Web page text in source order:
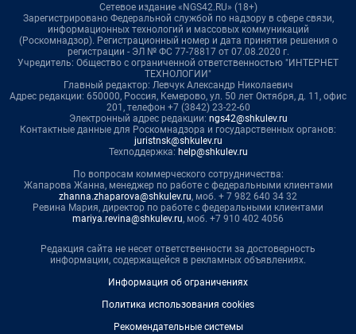
Сетевое издание «NGS42.RU» (18+)
Зарегистрировано Федеральной службой по надзору в сфере связи,
информационных технологий и массовых коммуникаций
(Роскомнадзор). Регистрационный номер и дата принятия решения о
регистрации - ЭЛ № ФС 77-78817 от 07.08.2020 г.
Учредитель: Общество с ограниченной ответственностью "ИНТЕРНЕТ
ТЕХНОЛОГИИ"
Главный редактор: Левчук Александр Николаевич
Адрес редакции: 650000, Россия, Кемерово, ул. 50 лет Октября, д. 11, офис
201, телефон +7 (3842) 23-22-60
Электронный адрес редакции: ngs42@shkulev.ru
Контактные данные для Роскомнадзора и государственных органов:
juristnsk@shkulev.ru
Техподдержка: help@shkulev.ru
По вопросам коммерческого сотрудничества:
Жапарова Жанна, менеджер по работе с федеральными клиентами
zhanna.zhaparova@shkulev.ru, моб. + 7 982 640 34 32
Ревина Мария, директор по работе с федеральными клиентами
mariya.revina@shkulev.ru, моб. +7 910 402 4056
Редакция сайта не несет ответственности за достоверность
информации, содержащейся в рекламных объявлениях.
Информация об ограничениях
Политика использования cookies
Рекомендательные системы